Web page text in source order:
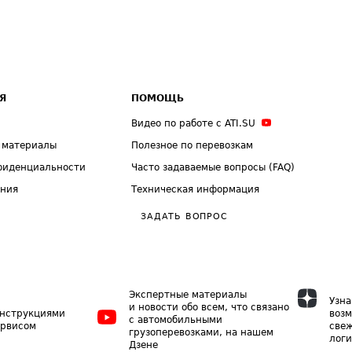
ПОМОЩЬ
Видео по работе с ATI.SU
Полезное по перевозкам
Часто задаваемые вопросы (FAQ)
Техническая информация
ЗАДАТЬ ВОПРОС
Экспертные материалы
и новости обо всем, что связано
с автомобильными
грузоперевозками, на нашем
Дзене